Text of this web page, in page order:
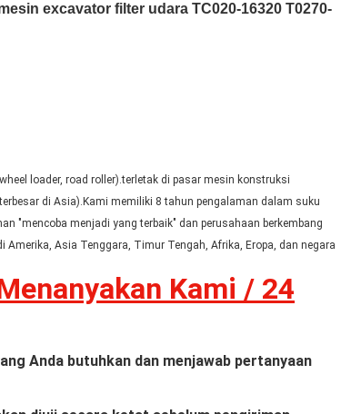
excavator filter udara TC020-16320 T0270-
loader, road roller).terletak di pasar mesin konstruksi
di Asia).Kami memiliki 8 tahun pengalaman dalam suku
"mencoba menjadi yang terbaik" dan perusahaan berkembang
Asia Tenggara, Timur Tengah, Afrika, Eropa, dan negara
Kami / 24
Anda butuhkan dan menjawab pertanyaan